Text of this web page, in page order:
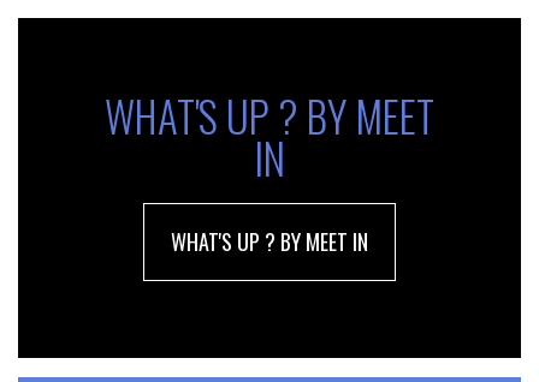
WHAT'S UP ? BY MEET
IN
WHAT'S UP ? BY MEET IN